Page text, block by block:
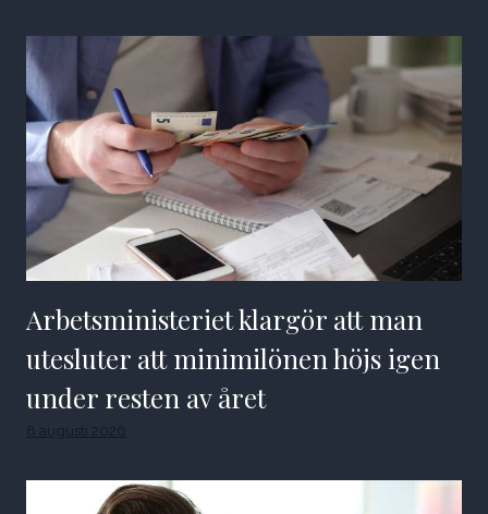
Arbetsministeriet klargör att man
utesluter att minimilönen höjs igen
under resten av året
8 augusti 2026